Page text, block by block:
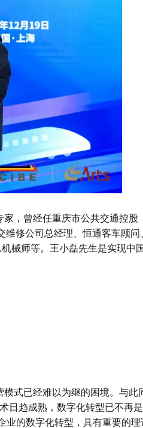
，曾经任重庆市公共交通控股
维修公司总经理、恒通客车顾问
械师等。 王小磊先生是实现中
式已经难以为继的困境。与此
日趋成熟，数字化转型已不再是
业的数字化转型，具有重要的理